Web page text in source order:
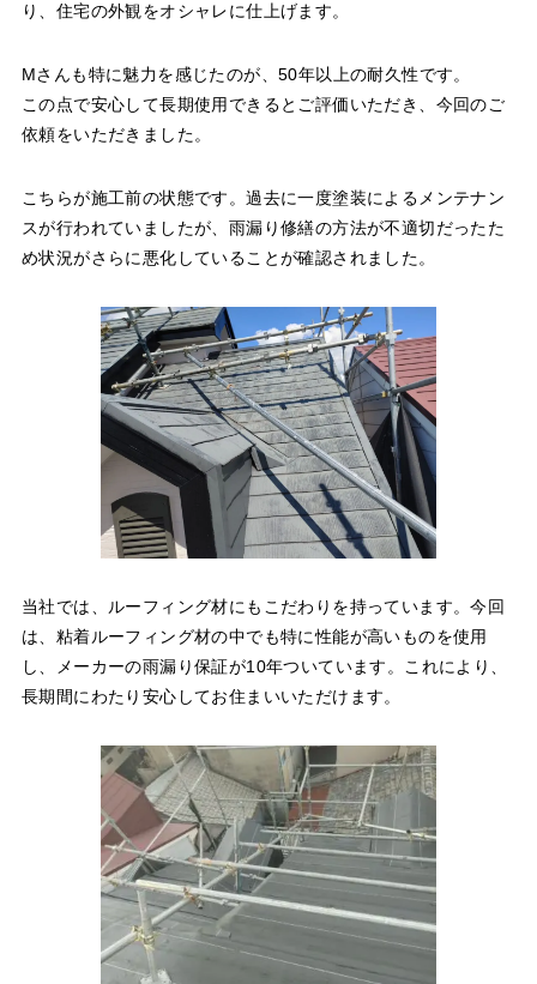
り、住宅の外観をオシャレに仕上げます。
Mさんも特に魅力を感じたのが、50年以上の耐久性です。
この点で安心して長期使用できるとご評価いただき、今回のご
依頼をいただきました。
こちらが施工前の状態です。過去に一度塗装によるメンテナン
スが行われていましたが、雨漏り修繕の方法が不適切だったた
め状況がさらに悪化していることが確認されました。
当社では、ルーフィング材にもこだわりを持っています。今回
は、粘着ルーフィング材の中でも特に性能が高いものを使用
し、メーカーの雨漏り保証が10年ついています。これにより、
長期間にわたり安心してお住まいいただけます。